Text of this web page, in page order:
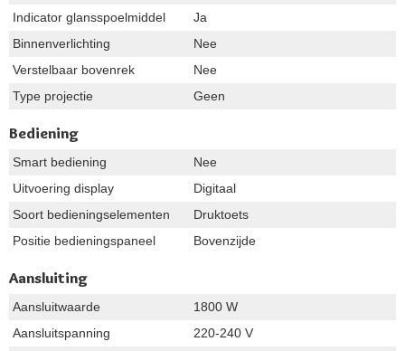
Indicator glansspoelmiddel
Ja
Binnenverlichting
Nee
Verstelbaar bovenrek
Nee
Type projectie
Geen
Bediening
Smart bediening
Nee
Uitvoering display
Digitaal
Soort bedieningselementen
Druktoets
Positie bedieningspaneel
Bovenzijde
Aansluiting
Aansluitwaarde
1800 W
Aansluitspanning
220-240 V